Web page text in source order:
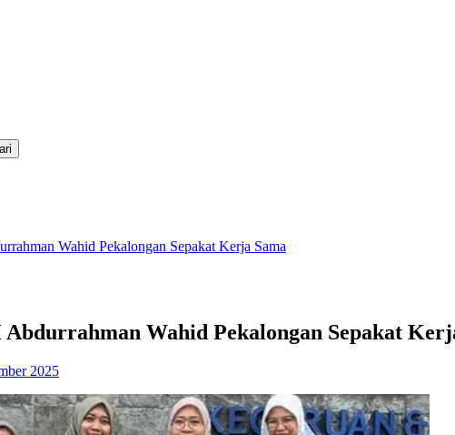
Wahid Pekalongan Sepakat Kerja Sama
Wahid Pekalongan Sepakat
2025